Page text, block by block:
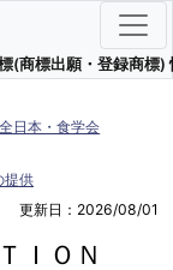
(商標出願・登録商標)
日本・食学会
提供
更新日：2026/08/01
ＩＯＮ